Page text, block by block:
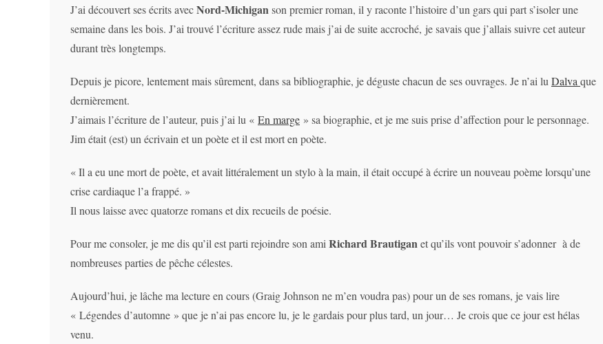
J’ai découvert ses écrits avecNord-Michiganson premier roman, il y raconte l’histoire d’un gars qui part s’isoler une
semaine dans les bois. J’ai trouvé l’écriture assez rude mais j’ai de suite accroché, je savais que j’allais suivre cet auteur
durant très longtemps.
Depuis je picore, lentement mais sûrement, dans sa bibliographie, je déguste chacun de ses ouvrages. Je n’ai lu Dalva que
dernièrement.
J’aimais l’écriture de l’auteur, puis j’ai lu « En marge » sa biographie, et je me suis prise d’affection pour le personnage.
Jim était (est) un écrivain et un poète et il est mort en poète.
« Il a eu une mort de poète, et avait littéralement un stylo à la main, il était occupé à écrire un nouveau poème lorsqu’une
crise cardiaque l’a frappé. »
Il nous laisse avec quatorze romans et dix recueils de poésie.
Pour me consoler, je me dis qu’il est parti rejoindre son ami Richard Brautiganet qu’ils vont pouvoir s’adonner à de
nombreuses parties de pêche célestes.
Aujourd’hui, je lâche ma lecture en cours (Graig Johnson ne m’en voudra pas) pour un de ses romans, je vais lire
« Légendes d’automne » que je n’ai pas encore lu, je le gardais pour plus tard, un jour… Je crois que ce jour est hélas
venu.